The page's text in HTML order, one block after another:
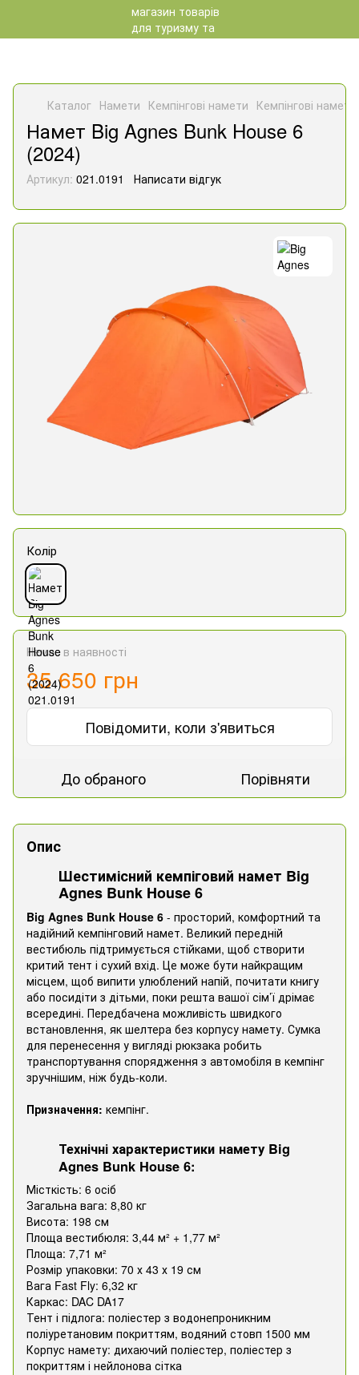
Каталог Намети Кемпінгові намети Кемпінгові
Намет Big Agnes Bunk House 6
(2024)
Артикул: 021.0191 Написати відгук
Колір
Немає в наявності
35 650 грн
Повідомити, коли з'явиться
До обраного Порівняти
Опис
Шестимісний кемпіговий намет Big
Agnes Bunk House 6
Big Agnes Bunk House 6 - просторий, комфортний та
надійний кемпінговий намет. Великий передній
вестибюль підтримується стійками, щоб створити
критий тент і сухий вхід. Це може бути найкращим
місцем, щоб випити улюблений напій, почитати книгу
або посидіти з дітьми, поки решта вашої сім’ї дрімає
всередині. Передбачена можливість швидкого
встановлення, як шелтера без корпусу намету. Сумка
для перенесення у вигляді рюкзака робить
транспортування спорядження з автомобіля в кемпінг
зручнішим, ніж будь-коли.
Призначення: кемпінг.
Технічні характеристики намету Big
Agnes Bunk House 6:
Місткість: 6 осіб
Загальна вага: 8,80 кг
Висота: 198 см
Площа вестибюля: 3,44 м² + 1,77 м²
Площа: 7,71 м²
Розмір упаковки: 70 х 43 х 19 см
Вага Fast Fly: 6,32 кг
Каркас: DAC DA17
Тент і підлога: поліестер з водонепроникним
поліуретановим покриттям, водяний стовп 1500 мм
Корпус намету: дихаючий поліестер, поліестер з
покриттям і нейлонова сітка